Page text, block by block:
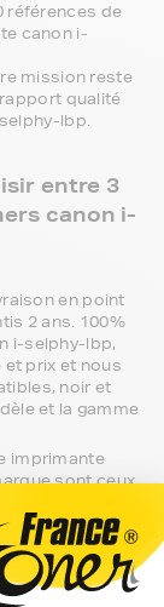
références de
canon i-
mission reste
qualité
lbp.
entre 3
canon i-
en point
2 ans. 100%
i-selphy-lbp,
prix et nous
noir et
et la gamme
imprimante
sont ceux
d'aller
magasin,
chez